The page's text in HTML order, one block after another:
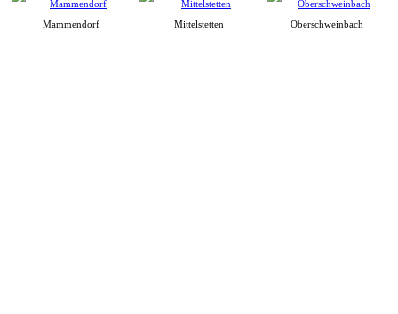
Mammendorf Mittelstetten Oberschweinbach